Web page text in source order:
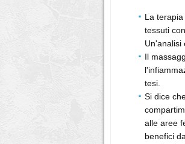
La
tessuti
Un'analisi
Il
tesi.
Si dice
alle aree
benefici